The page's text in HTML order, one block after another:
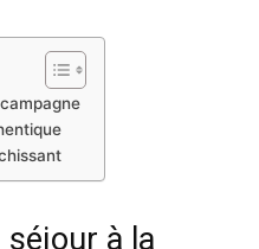
séjour à la